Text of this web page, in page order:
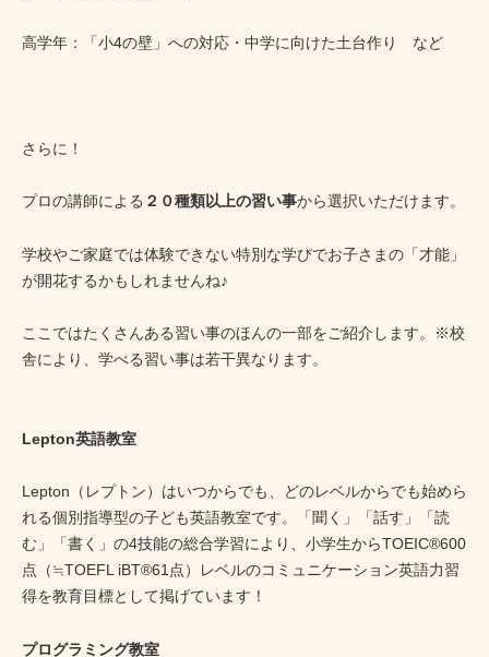
高学年：「小4の壁」への対応・中学に向けた土台作り など
さらに！
プロの講師による ２０種類以上の習い事から選択いただけます。
学校やご家庭では体験できない特別な学びでお子さまの「才能」
が開花するかもしれませんね♪
ここではたくさんある習い事のほんの一部をご紹介します。※校
舎により、学べる習い事は若干異なります。
Lepton英語教室
Lepton（レプトン）はいつからでも、どのレベルからでも始めら
れる個別指導型の子ども英語教室です。「聞く」「話す」「読
む」「書く」の4技能の総合学習により、小学生からTOEIC®600
点（≒TOEFL iBT®61点）レベルのコミュニケーション英語力習
得を教育目標として掲げています！
プログラミング教室